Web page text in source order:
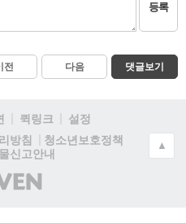
등록
전 다음 댓글보기
퀵링크
설정
방침
청소년보호정책
신고안내
(주)
인
▲